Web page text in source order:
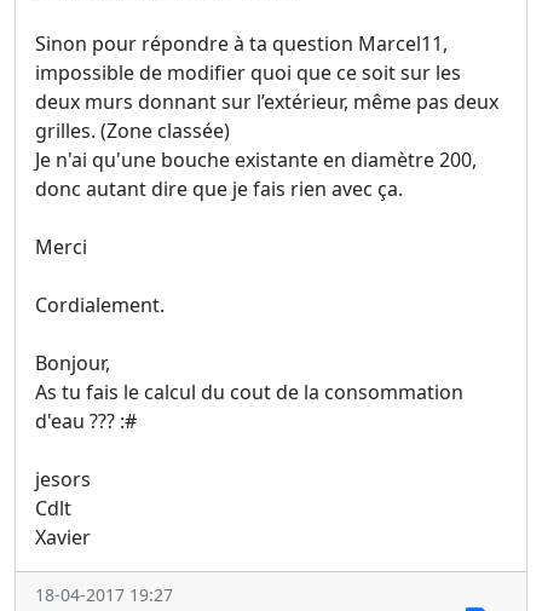
Sinon pour répondre à ta question Marcel11,
impossible de modifier quoi que ce soit sur les
deux murs donnant sur l’extérieur, même pas deux
grilles. (Zone classée)
Je n'ai qu'une bouche existante en diamètre 200,
donc autant dire que je fais rien avec ça.
Merci
Cordialement.
Bonjour,
As tu fais le calcul du cout de la consommation
d'eau ??? :#
jesors
Cdlt
Xavier
18-04-2017 19:27